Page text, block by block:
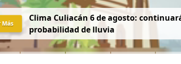
Clima Culiacán 6 de agosto:
probabilidad de lluvia
Más